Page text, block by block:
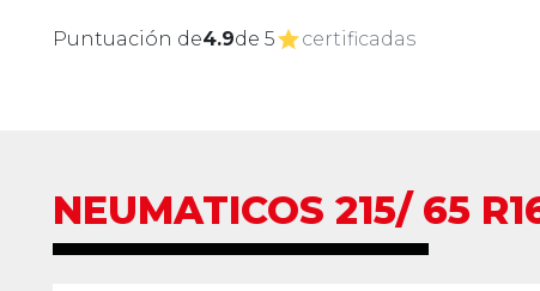
Puntuación de4.9de 5 certificadas
NEUMATICOS 215/ 65